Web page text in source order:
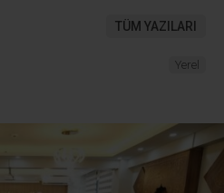
TÜM YAZILARI
Yerel